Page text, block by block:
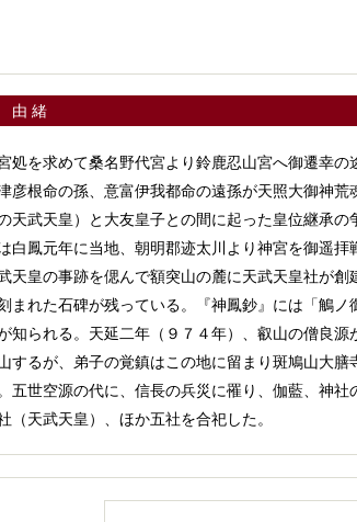
由 緒
処を求めて桑名野代宮より鈴鹿忍山宮へ御遷幸の
彦根命の孫、意富伊我都命の遠孫が天照大御神荒
天武天皇）と大友皇子との間に起った皇位継承の
白鳳元年に当地、朝明郡迹太川より神宮を御遥拝
天皇の事跡を偲んで額突山の麓に天武天皇社が創
まれた石碑が残っている。『神鳳鈔』には「鵤ノ
知られる。天延二年（９７４年）、叡山の僧良源
るが、弟子の覚鎮はこの地に留まり斑鳩山大膳
五世空源の代に、信長の兵災に罹り、伽藍、神社
天武天皇）、ほか五社を合祀した。